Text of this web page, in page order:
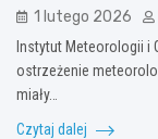
1 lutego 2026
Instytut Meteorologii i
ostrzeżenie
miały…
Czytaj dalej